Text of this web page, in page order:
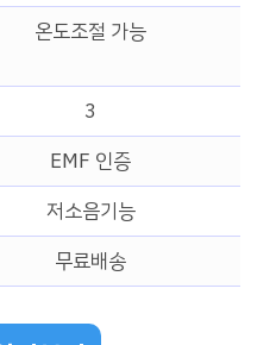
온도조절 가능
3
EMF 인증
저소음기능
무료배송